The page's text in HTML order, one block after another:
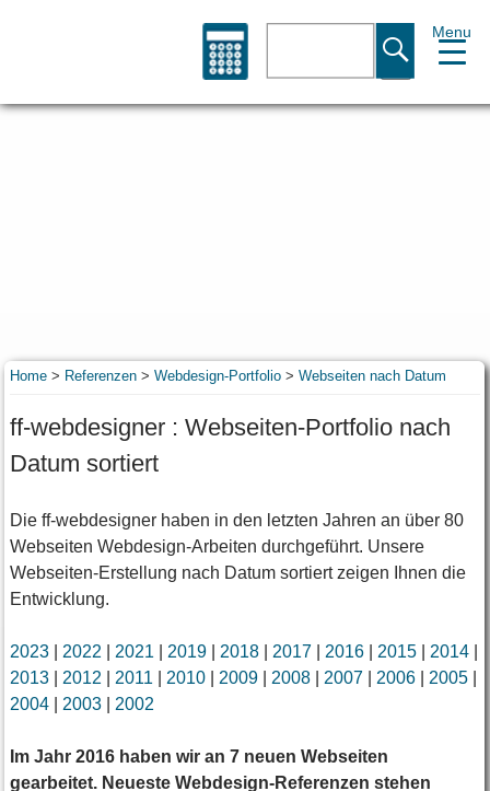
Home> Referenzen> Webdesign-Portfolio> Webseiten nach Datum
ff-webdesigner : Webseiten-Portfolio nach
Datum sortiert
Die ff-webdesigner haben in den letzten Jahren an über 80
Webseiten Webdesign-Arbeiten durchgeführt. Unsere
Webseiten-Erstellung nach Datum sortiert zeigen Ihnen die
Entwicklung.
2023| 2022 2021 2019| 2018| 2017| 2016| 2015| 2014|
2013| 2012 2011 2010| 2009| 2008| 2007| 2006| 2005|
2004| 2003| 2002
Im Jahr 2016 haben wir an 7 neuen Webseiten
gearbeitet. Neueste Webdesign-Referenzen stehen
Menu